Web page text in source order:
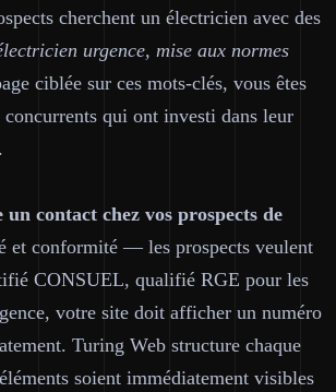
cherchent un électricien avec des
urgence, mise aux normes
ciblée sur ces mots-clés, vous êtes
qui ont investi dans leur
un contact chez vos prospects de
et conformité — les prospects veulent
CONSUEL, qualifié RGE pour les
votre site doit afficher un numéro
Turing Web structure chaque
soient immédiatement visibles